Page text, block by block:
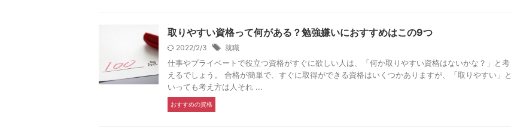
取りやすい資格って何がある？勉強嫌いにおすすめはこの9つ
2022/2/3 就職
仕事やプライベートで役立つ資格がすぐに欲しい人は、「何か取りやすい資格はないかな？」と考
えるでしょう。 合格が簡単で、すぐに取得ができる資格はいくつかありますが、「取りやすい」と
いっても考え方は人それ ...
おすすめの資格